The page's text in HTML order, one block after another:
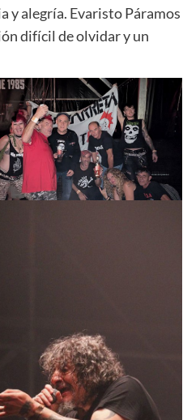
y alegría. Evaristo Páramos
difícil de olvidar y un